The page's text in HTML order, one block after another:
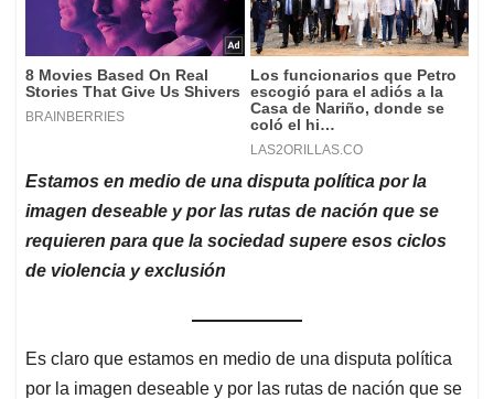
Estamos en medio de una disputa política por la
imagen deseable y por las rutas de nación que se
requieren para que la sociedad supere esos ciclos
de violencia y exclusión
Es claro que estamos en medio de una disputa política
por la imagen deseable y por las rutas de nación que se